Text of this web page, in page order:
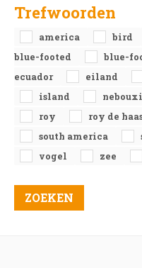
Trefwoorden
america bird
blue-footed
blue-
ecuador
eiland
island
roy
roy de
south america
vogel
zee